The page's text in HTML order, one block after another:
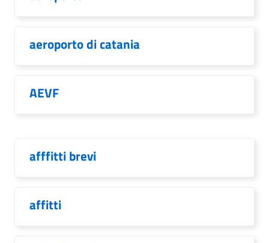
aeroporto di catania
AEVF
afffitti brevi
affitti